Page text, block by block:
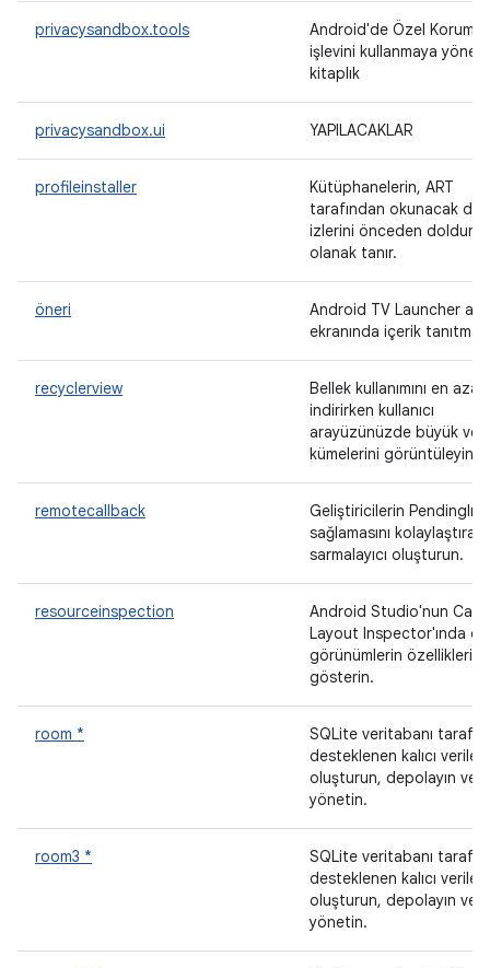
privacysandbox.tools
Android'de Özel
işlevini kullanmaya
kitaplık
privacysandbox.ui YAPILACAKLAR
profileinstaller
Kütüphanelerin, ART
tarafından okunacak
izlerini önceden
olanak tanır.
öneri
Android TV Launcher ana
ekranında içerik tanıtma
recyclerview
Bellek kullanımını en aza
indirirken kullanıcı
arayüzünüzde büyük veri
kümelerini görüntüleyin.
remotecallback
Geliştiricilerin
sağlamasını
sarmalayıcı oluşturun.
resourceinspection
Android Studio'nun Canlı
Layout Inspector'ında
görünümlerin özelliklerini
gösterin.
room *
SQLite veritabanı
desteklenen kalıcı veriler
oluşturun, depolayın ve
yönetin.
room3 *
SQLite veritabanı
desteklenen kalıcı veriler
oluşturun, depolayın ve
yönetin.